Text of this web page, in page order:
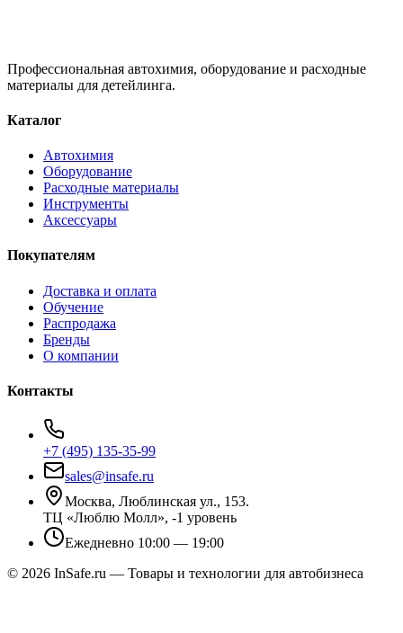
Профессиональная автохимия, оборудование и расходные
материалы для детейлинга.
Каталог
Автохимия
Оборудование
Расходные материалы
Инструменты
Аксессуары
Покупателям
Доставка и оплата
Обучение
Распродажа
Бренды
О компании
Контакты
+7 (495) 135-35-99
sales@insafe.ru
Москва, Люблинская ул., 153.
ТЦ «Люблю Молл», -1 уровень
Ежедневно 10:00 — 19:00
© 2026 InSafe.ru — Товары и технологии для автобизнеса